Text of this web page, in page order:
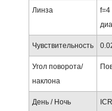
Линза
f=4
Чувствительность
Угол поворота/
наклона
День / Ночь